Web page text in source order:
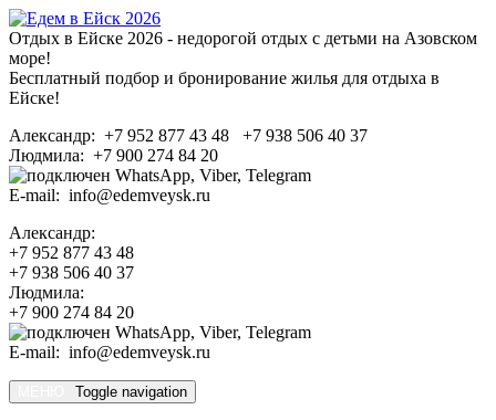
Отдых в Ейске 2026 - недорогой отдых с детьми на Азовском
море!
Бесплатный подбор и бронирование жилья для отдыха в
Ейске!
Александр: +7 952 877 43 48 +7 938 506 40 37
Людмила: +7 900 274 84 20
E-mail: info@edemveysk.ru
Александр:
+7 952 877 43 48
+7 938 506 40 37
Людмила:
+7 900 274 84 20
E-mail: info@edemveysk.ru
Toggle navigation